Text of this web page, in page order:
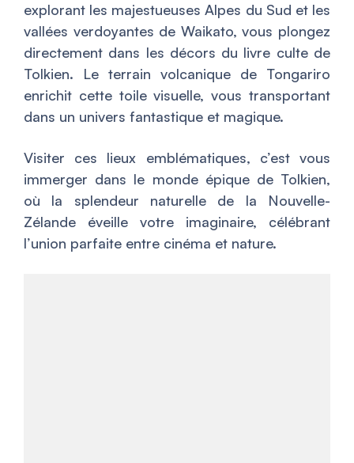
explorant les majestueuses Alpes du Sud et les
vallées verdoyantes de Waikato, vous plongez
directement dans les décors du livre culte de
Tolkien. Le terrain volcanique de Tongariro
enrichit cette toile visuelle, vous transportant
dans un univers fantastique et magique.
Visiter ces lieux emblématiques, c’est vous
immerger dans le monde épique de Tolkien,
où la splendeur naturelle de la Nouvelle-
Zélande éveille votre imaginaire, célébrant
l’union parfaite entre cinéma et nature.